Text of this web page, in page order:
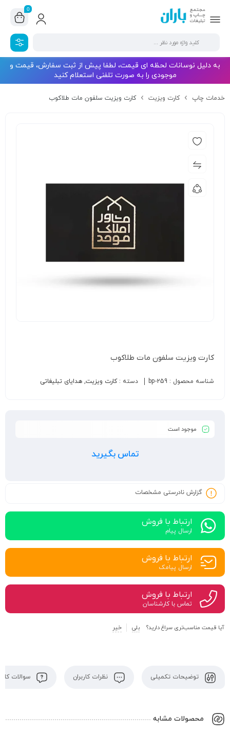
0
به دلیل نوسانات لحظه ای قیمت، لطفا پیش از ثبت سفارش، قیمت و
موجودی را به صورت تلفنی استعلام کنید
خدمات چاپ کارت ویزیت کارت ویزیت سلفون مات طلاکوب
کارت ویزیت سلفون مات طلاکوب
شناسه محصول : bp-259 دسته :کارت ویزیت, هدایای تبلیغاتی
موجود است
تماس بگیرید
گزارش نادرستی مشخصات
ارتباط با فروش
ارسال پیام
ارتباط با فروش
ارسال پیامک
ارتباط با فروش
تماس با کارشناسان
آیا قیمت مناسب‌تری سراغ دارید؟ بلی خیر
توضیحات تکمیلی نظرات کاربران سوالات
محصولات مشابه